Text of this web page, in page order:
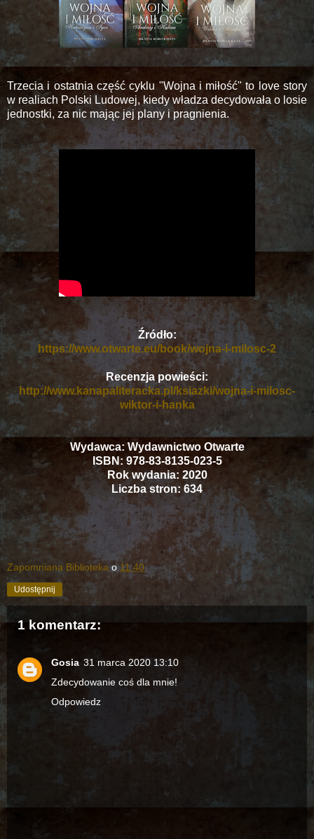
Trzecia i ostatnia część cyklu "Wojna i miłość" to love story
w realiach Polski Ludowej, kiedy władza decydowała o losie
jednostki, za nic mając jej plany i pragnienia.
Źródło:
https://www.otwarte.eu/book/wojna-i-milosc-2
Recenzja powieści:
http://www.kanapaliteracka.pl/ksiazki/wojna-i-milosc-
wiktor-i-hanka
Wydawca: Wydawnictwo Otwarte
ISBN: 978-83-8135-023-5
Rok wydania: 2020
Liczba stron: 634
Zapomniana Biblioteka o11:40
Udostępnij
1 komentarz:
Gosia 31 marca 2020 13:10
Zdecydowanie coś dla mnie!
Odpowiedz